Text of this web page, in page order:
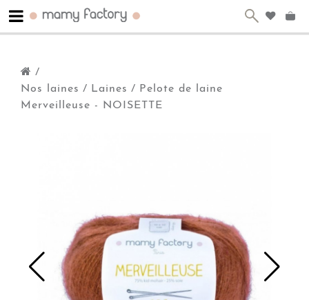
/
Nos laines / Laines / Pelote de laine
Merveilleuse - NOISETTE